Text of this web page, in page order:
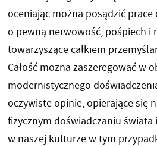
oceniając można posądzić prace
o pewną nerwowość, pośpiech i
towarzyszące całkiem
Całość można zaszeregować w
modernistycznego
oczywiste opinie, opierające się
fizycznym doświadczaniu
w naszej kulturze w tym